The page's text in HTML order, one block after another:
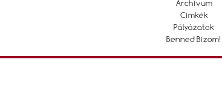
Archívum
Címkék
Pályázatok
Benned Bízom!